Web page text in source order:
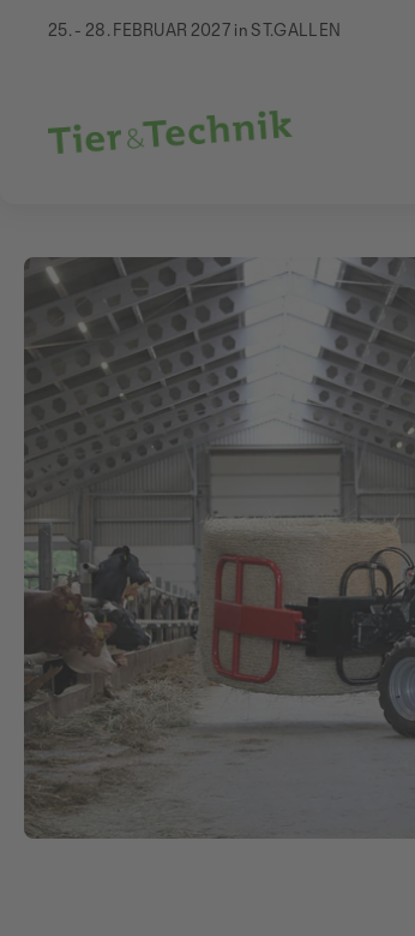
25. - 28. FEBRUAR 2027 in ST.GALLEN